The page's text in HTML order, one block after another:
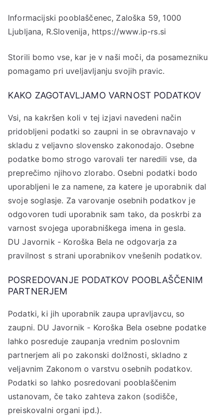
Informacijski pooblaščenec, Zaloška 59, 1000
Ljubljana, R.Slovenija, https://www.ip-rs.si
Storili bomo vse, kar je v naši moči, da posamezniku
pomagamo pri uveljavljanju svojih pravic.
KAKO ZAGOTAVLJAMO VARNOST PODATKOV
Vsi, na kakršen koli v tej izjavi navedeni način
pridobljeni podatki so zaupni in se obravnavajo v
skladu z veljavno slovensko zakonodajo. Osebne
podatke bomo strogo varovali ter naredili vse, da
preprečimo njihovo zlorabo. Osebni podatki bodo
uporabljeni le za namene, za katere je uporabnik dal
svoje soglasje. Za varovanje osebnih podatkov je
odgovoren tudi uporabnik sam tako, da poskrbi za
varnost svojega uporabniškega imena in gesla.
DU Javornik - Koroška Bela ne odgovarja za
pravilnost s strani uporabnikov vnešenih podatkov.
POSREDOVANJE PODATKOV POOBLAŠČENIM
PARTNERJEM
Podatki, ki jih uporabnik zaupa upravljavcu, so
zaupni. DU Javornik - Koroška Bela osebne podatke
lahko posreduje zaupanja vrednim poslovnim
partnerjem ali po zakonski dolžnosti, skladno z
veljavnim Zakonom o varstvu osebnih podatkov.
Podatki so lahko posredovani pooblaščenim
ustanovam, če tako zahteva zakon (sodišče,
preiskovalni organi ipd.).